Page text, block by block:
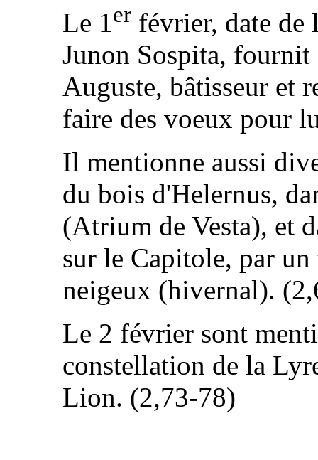
Le 1er février, date de
Junon Sospita, fournit
Auguste, bâtisseur et
faire des voeux pour
Il mentionne aussi
du bois d'Helernus,
(Atrium de Vesta), et
sur le Capitole, par
neigeux (hivernal).
Le 2 février sont
constellation de la
Lion. (2,73-78)